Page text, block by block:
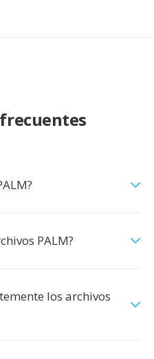
PALM?
los archivos